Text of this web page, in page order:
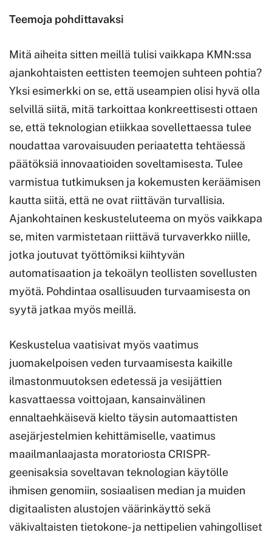
Teemoja pohdittavaksi
Mitä aiheita sitten meillä tulisi vaikkapa KMN:ssa
ajankohtaisten eettisten teemojen suhteen pohtia?
Yksi esimerkki on se, että useampien olisi hyvä olla
selvillä siitä, mitä tarkoittaa konkreettisesti ottaen
se, että teknologian etiikkaa sovellettaessa tulee
noudattaa varovaisuuden periaatetta tehtäessä
päätöksiä innovaatioiden soveltamisesta. Tulee
varmistua tutkimuksen ja kokemusten keräämisen
kautta siitä, että ne ovat riittävän turvallisia.
Ajankohtainen keskusteluteema on myös vaikkapa
se, miten varmistetaan riittävä turvaverkko niille,
jotka joutuvat työttömiksi kiihtyvän
automatisaation ja tekoälyn teollisten sovellusten
myötä. Pohdintaa osallisuuden turvaamisesta on
syytä jatkaa myös meillä.
Keskustelua vaatisivat myös vaatimus
juomakelpoisen veden turvaamisesta kaikille
ilmastonmuutoksen edetessä ja vesijättien
kasvattaessa voittojaan, kansainvälinen
ennaltaehkäisevä kielto täysin automaattisten
asejärjestelmien kehittämiselle, vaatimus
maailmanlaajasta moratoriosta CRISPR-
geenisaksia soveltavan teknologian käytölle
ihmisen genomiin, sosiaalisen median ja muiden
digitaalisten alustojen väärinkäyttö sekä
väkivaltaisten tietokone- ja nettipelien vahingolliset